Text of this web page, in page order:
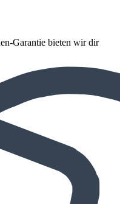
Garantie bieten wir dir